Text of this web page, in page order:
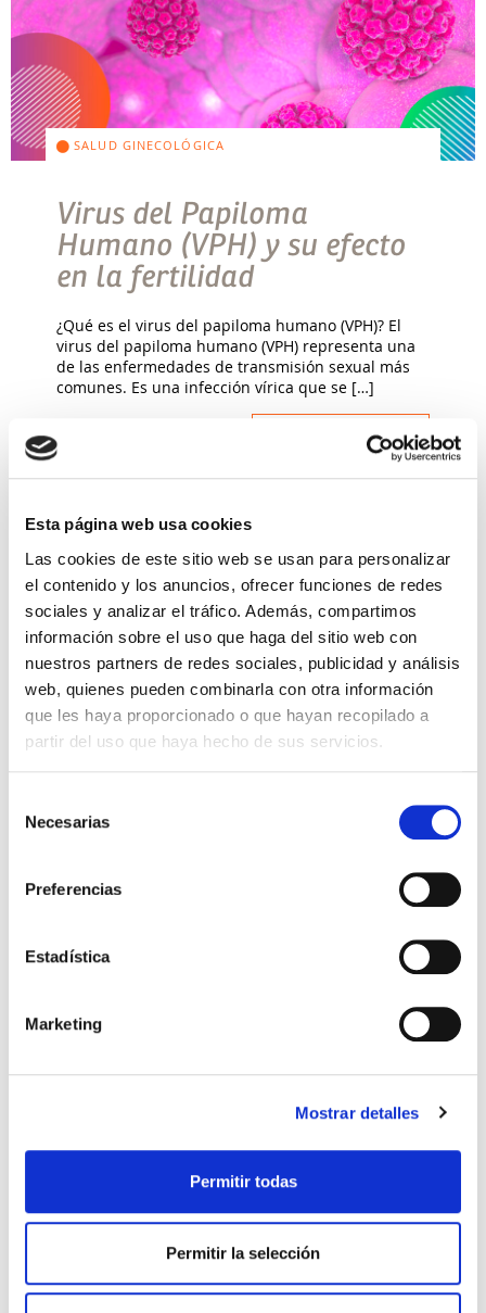
Esta página web usa cookies
Las cookies de este sitio web se usan para personalizar
el contenido y los anuncios, ofrecer funciones de redes
sociales y analizar el tráfico. Además, compartimos
información sobre el uso que haga del sitio web con
nuestros partners de redes sociales, publicidad y análisis
web, quienes pueden combinarla con otra información
que les haya proporcionado o que hayan recopilado a
partir del uso que haya hecho de sus servicios.
Necesarias
Preferencias
Estadística
Marketing
Mostrar detalles
Permitir todas
Permitir la selección
SALUD GINECOLÓGICA
Virus del Papiloma
Humano (VPH) y su efecto
en la fertilidad
¿Qué es el virus del papiloma humano (VPH)? El
virus del papiloma humano (VPH) representa una
de las enfermedades de transmisión sexual más
comunes. Es una infección vírica que se […]
Leer más >
QUIERO SER MAMÁ
produce la implantación
implantación)
adhiere al endometrio para dar lugar a la
Muchas mujeres […]